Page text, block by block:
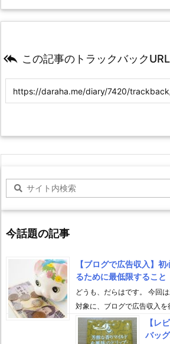
 この記事のトラックバックURL
今話題の記事
【ブログで広告収入】
るために最低限すること
どうも、だらはです。 今回
対象に、ブログで広告収入
【レ
バッ